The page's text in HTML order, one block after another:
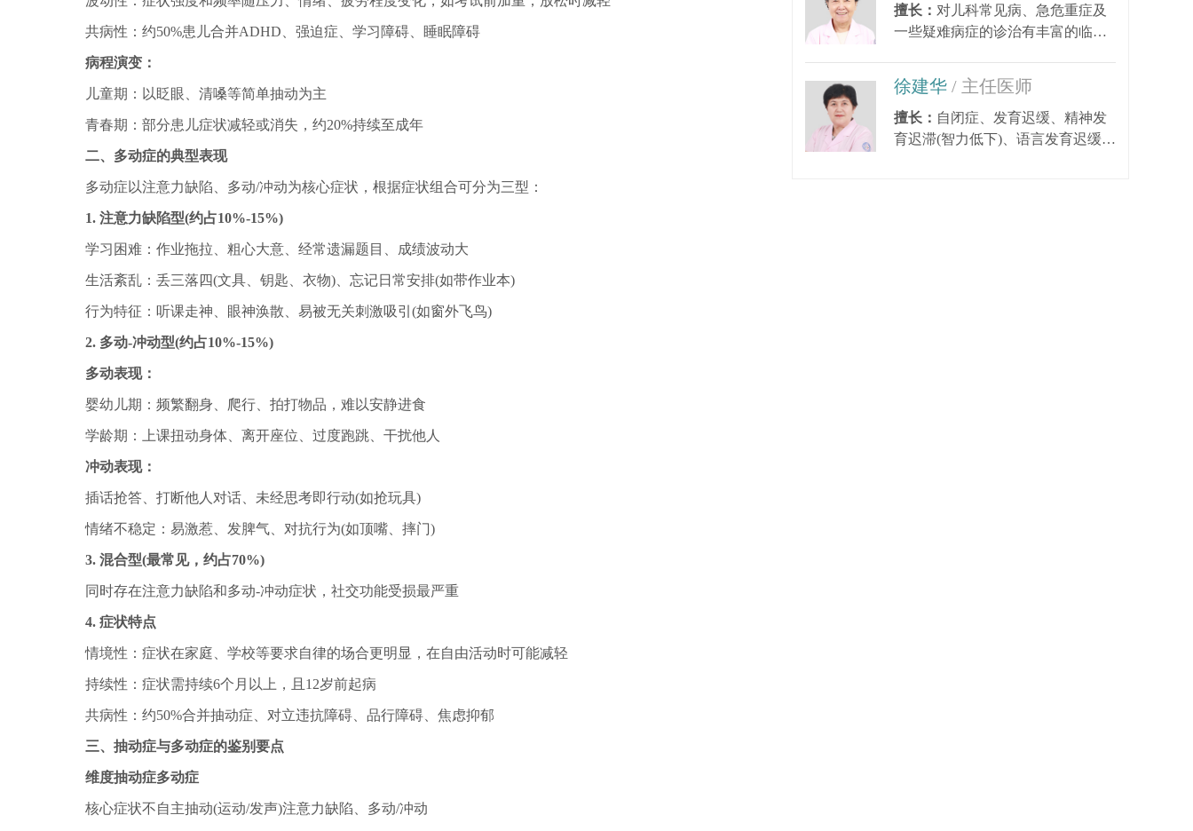
共病性：约50%患儿合并ADHD、强迫症、学习障碍、睡眠障碍
病程演变：
儿童期：以眨眼、清嗓等简单抽动为主
青春期：部分患儿症状减轻或消失，约20%持续至成年
二、多动症的典型表现
多动症以注意力缺陷、多动/冲动为核心症状，根据症状组合可分为三型：
1. 注意力缺陷型(约占10%-15%)
学习困难：作业拖拉、粗心大意、经常遗漏题目、成绩波动大
生活紊乱：丢三落四(文具、钥匙、衣物)、忘记日常安排(如带作业本)
行为特征：听课走神、眼神涣散、易被无关刺激吸引(如窗外飞鸟)
2. 多动-冲动型(约占10%-15%)
多动表现：
婴幼儿期：频繁翻身、爬行、拍打物品，难以安静进食
学龄期：上课扭动身体、离开座位、过度跑跳、干扰他人
冲动表现：
插话抢答、打断他人对话、未经思考即行动(如抢玩具)
情绪不稳定：易激惹、发脾气、对抗行为(如顶嘴、摔门)
3. 混合型(最常见，约占70%)
同时存在注意力缺陷和多动-冲动症状，社交功能受损最严重
4. 症状特点
情境性：症状在家庭、学校等要求自律的场合更明显，在自由活动时可能减轻
持续性：症状需持续6个月以上，且12岁前起病
共病性：约50%合并抽动症、对立违抗障碍、品行障碍、焦虑抑郁
三、抽动症与多动症的鉴别要点
维度抽动症多动症
核心症状不自主抽动(运动/发声)注意力缺陷、多动/冲动
擅长： 对儿科常见病、急危重症及
一些疑难病症的诊治有丰富的临床
徐建华 / 主任医师
擅长： 自闭症、发育迟缓、精神发
育迟滞(智力低下)、语言发育迟缓、